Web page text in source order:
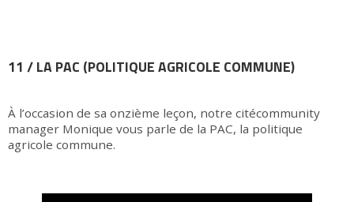
11 / LA PAC (POLITIQUE AGRICOLE COMMUNE)
À l’occasion de sa onzième leçon, notre citécommunity
manager Monique vous parle de la PAC, la politique
agricole commune.